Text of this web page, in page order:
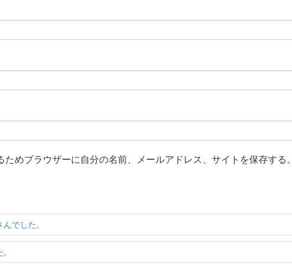
ためブラウザーに自分の名前、メールアドレス、サイトを保存する。
でした。